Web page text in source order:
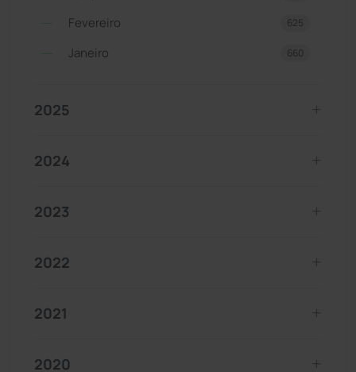
Fevereiro 625
Janeiro 660
2025
2024
2023
2022
2021
2020